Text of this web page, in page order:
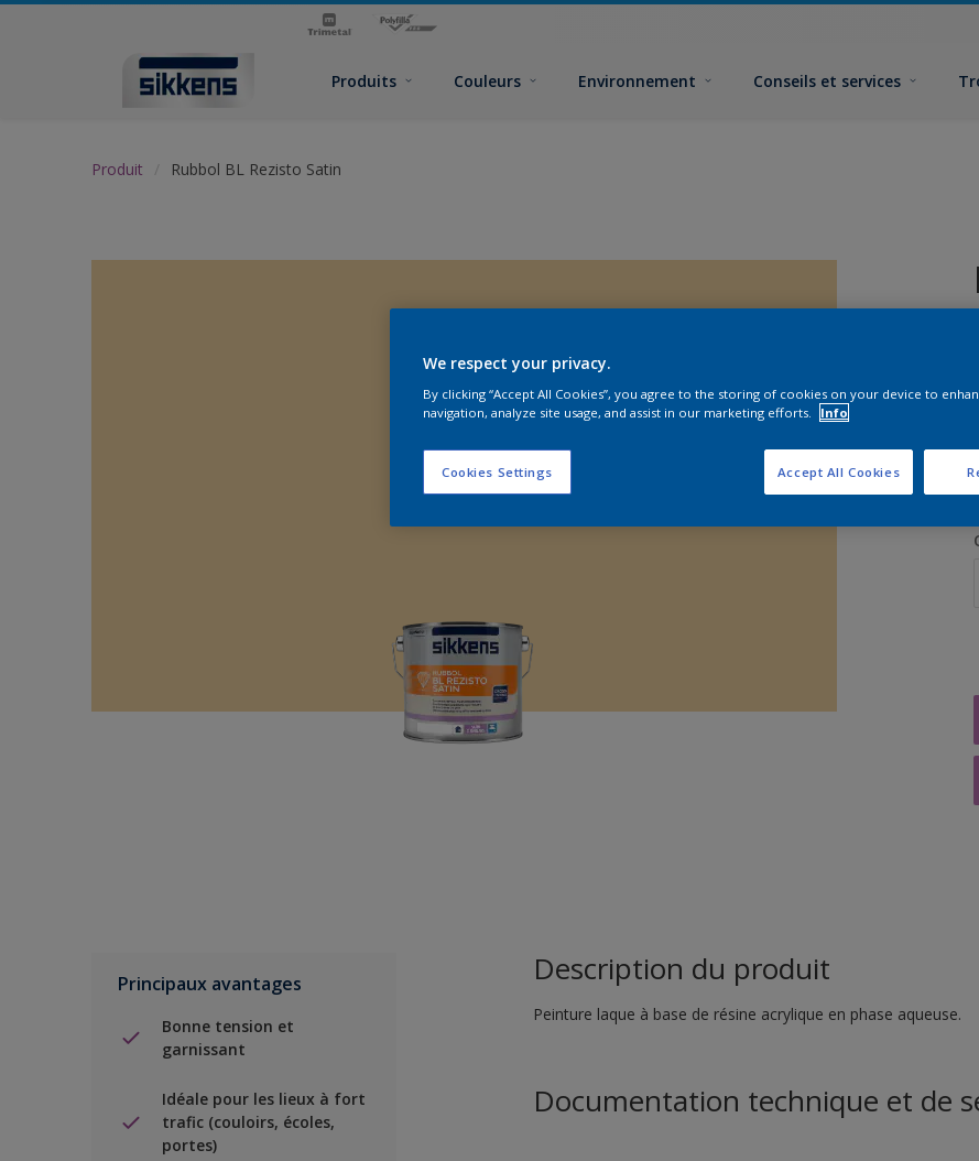
Produits Couleurs Environnement Conseils et services
Produit Rubbol BL Rezisto Satin
Principaux avantages
Bonne tension et
garnissant
Idéale pour les lieux à fort
trafic (couloirs, écoles,
portes)
Description du produit
Peinture laque à base de résine acrylique en phase aqueuse.
Documentation technique et de
We respect your privacy.
By clicking “Accept All Cookies”, you agree to the storing of cookies on your device to
navigation, analyze site usage, and assist in our marketing efforts.
Info
Cookies Settings Accept All Cookies